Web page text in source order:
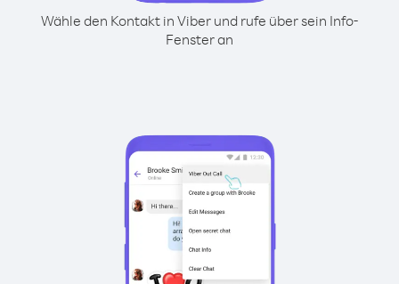
Wähle den Kontakt in Viber und rufe über sein Info-
Fenster an